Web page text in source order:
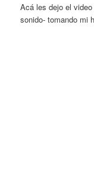
Acá les dejo el
sonido- tomando mi